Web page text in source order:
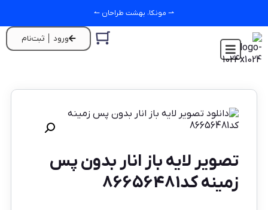
⇀ مونکا، بهشت طراحان ↼
ورود │ ثبت‌نام
تصویر لایه باز انار بدون پس
زمینه کد86656481